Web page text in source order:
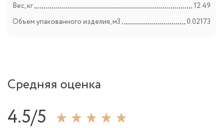
Вес, кг
12.49
Объем упакованного изделия, м3
0.02173
Средняя оценка
4.5/5